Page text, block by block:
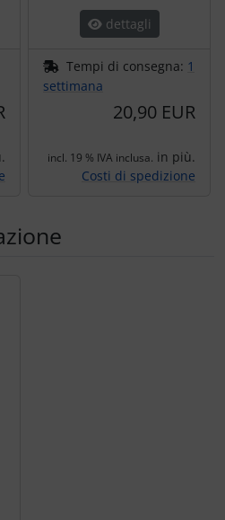
dettagli
Tempi di consegna: 1
settimana
20,90 EUR
incl. 19 % IVA inclusa. in più.
Costi di spedizione